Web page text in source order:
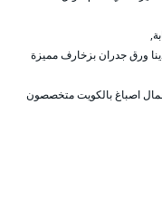
ورق جدران بزخارف مميزة
اصباغ بالكويت متخصصون